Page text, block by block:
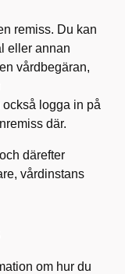
remiss. Du kan
eller annan
vårdbegäran,
också logga in på
där.
därefter
vårdinstans
om hur du